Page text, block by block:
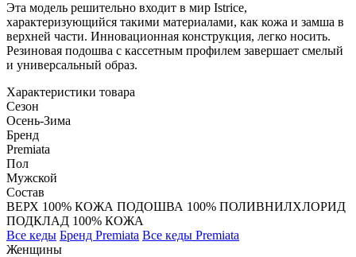
Эта модель решительно входит в мир Istrice,
характеризующийся такими материалами, как кожа и замша в
верхней части. Инновационная конструкция, легко носить.
Резиновая подошва с кассетным профилем завершает смелый
и универсальный образ.
Характеристики товара
Сезон
Осень-Зима
Бренд
Premiata
Пол
Мужской
Состав
ВЕРХ 100% КОЖА ПОДОШВА 100% ПОЛИВНИЛХЛОРИД
ПОДКЛАД 100% КОЖА
Все кеды Бренд Premiata Все кеды Premiata
Женщины